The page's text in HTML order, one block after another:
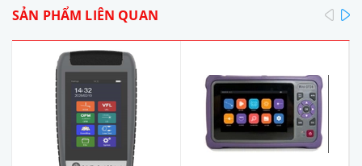
SẢN PHẨM LIÊN QUAN